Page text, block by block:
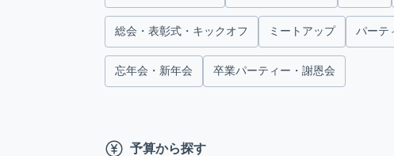
総会・表彰式・キックオフ ミートアップ パーテ
忘年会・新年会 卒業パーティー・謝恩会
予算から探す